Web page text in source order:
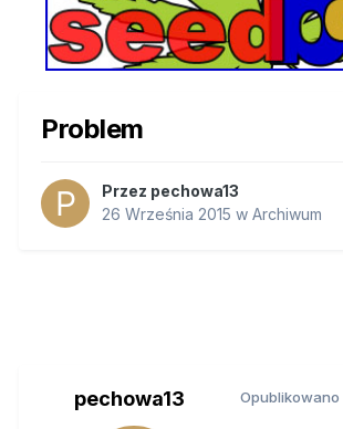
Problem
Przez pechowa13
26 Września 2015 w Archiwum
pechowa13 Opublikowano